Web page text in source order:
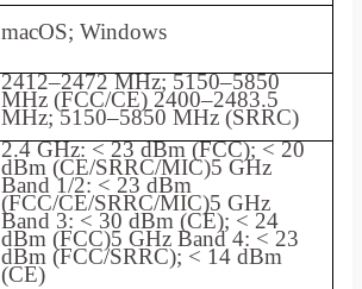
macOS; Windows
2412–2472 MHz; 5150–5850
MHz (FCC/CE) 2400–2483.5
MHz; 5150–5850 MHz (SRRC)
2.4 GHz: < 23 dBm (FCC); < 20
dBm (CE/SRRC/MIC)5 GHz
Band 1/2: < 23 dBm
(FCC/CE/SRRC/MIC)5 GHz
Band 3: < 30 dBm (CE); < 24
dBm (FCC)5 GHz Band 4: < 23
dBm (FCC/SRRC); < 14 dBm
(CE)